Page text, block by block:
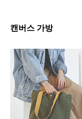
캔버스 가방